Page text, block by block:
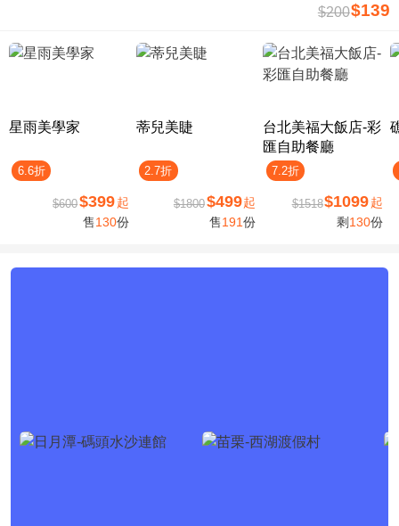
$200$139
星雨美學家
6.6折
$600$399 起
售130份
蒂兒美睫
2.7折
$1800$499起
售191份
台北美福大飯店-彩
匯自助餐廳
7.2折
$1518$1099 起
剩 130份